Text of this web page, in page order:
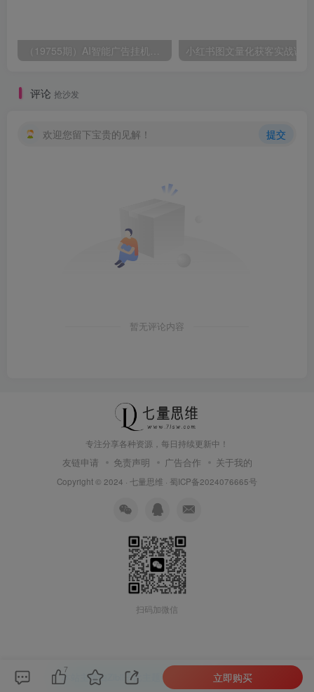
评论 抢沙发
欢迎您留下宝贵的见解！ 提交
暂无评论内容
专注分享各种资源，每日持续更新中！
友链申请 免责声明 广告合作 关于我的
Copyright © 2024 · 七量思维 · 蜀ICP备2024076665号
扫码加微信
7
立即购买
本站主题由Zibll子比主题强力驱动 联系作者